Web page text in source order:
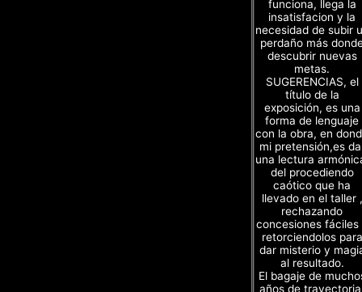
funciona, llega la
insatisfacion y la
necesidad de subir
perdaño más
descubrir nuevas
metas.
SUGERENCIAS, el
título de la
exposición, es una
forma de lenguaje
con la obra, en
mi pretensión,es
una lectura
del procediendo
caótico que ha
llevado en el taller ,
rechazando
concesiones fáciles
retorciendolos para
dar misterio y
al resultado.
El bagaje de
años de